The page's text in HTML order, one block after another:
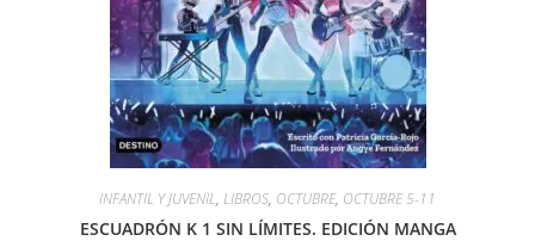
INFANTIL Y JUVENIL, LIBROS, OCTUBRE, OCTUBRE 5-11
ESCUADRÓN K 1 SIN LÍMITES. EDICIÓN MANGA